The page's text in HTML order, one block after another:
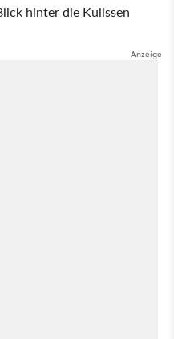
hinter die Kulissen